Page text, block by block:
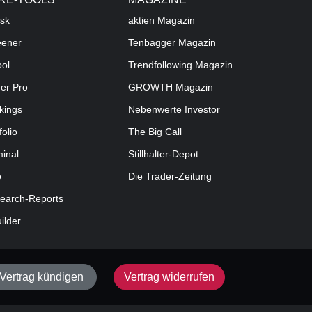
Pro
Reports
aktien Magazin
Tenbagger Magazin
Trendfollowing Magazin
GROWTH Magazin
Nebenwerte Investor
The Big Call
Stillhalter-Depot
Die Trader-Zeitung
Vertrag kündigen Vertrag widerrufen